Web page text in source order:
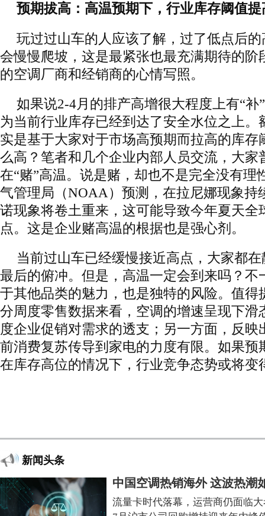
预期拔高：高温预期下，行业库存阈值提
玩过过山车的人应该了解，过了低点后
会慢慢爬坡，这是最紧张也最充满期待的阶
的空调厂商和经销商的心情写照。
如果说2-4月的排产高增很大程度上有“补
为当前行业库存已经到达了安全水位之上。
实是基于大家对于市场高预期而拉高的库存
么高？笔者和几个企业内部人员交流，大家
在“赌”高温。说是赌，却也不是完全没有理
气管理局（NOAA）预测，在拉尼娜现象持
诺现象将卷土重来，这可能导致今年夏天全
点。这是企业赌高温的根据也是强心剂。
当前过山车已经缓慢接近高点，大家都
最后的俯冲。但是，高温一定会到来吗？不
于其他品类的魅力，也是独特的风险。值得
分周度零售数据来看，空调的增速呈现下滑
度企业促销对需求的透支；另一方面，反映
前消费复苏传导到家电的力度有限。如果预
在库存高位的情况下，行业竞争态势或将变
新闻头条
中国空调热销海外 这波热潮
流量卡时代落幕，运营商仍面临